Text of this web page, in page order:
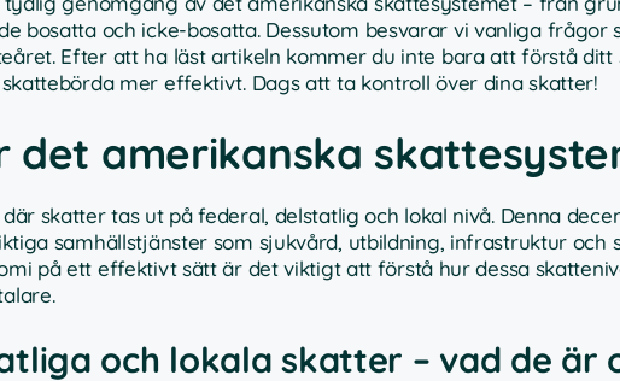
bosatta och icke-bosatta. Dessutom besvarar vi vanliga frågor
Efter att ha läst artikeln kommer du inte bara att förstå ditt
mer effektivt. Dags att ta kontroll över dina skatter!
det amerikanska
skatter tas ut på federal, delstatlig och lokal nivå. Denna
samhällstjänster som sjukvård, utbildning, infrastruktur och
på ett effektivt sätt är det viktigt att förstå hur dessa
och lokala skatter – vad de är